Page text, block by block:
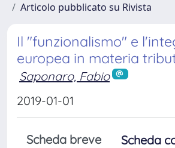
Articolo pubblicato su Rivista
Il "funzionalismo" e
europea in materia
Saponaro, Fabio
2019-01-01
Scheda breve
Scheda